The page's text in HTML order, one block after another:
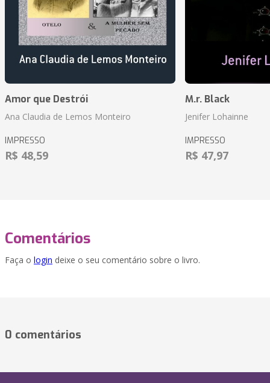
Amor que Destrói
Ana Claudia de Lemos Monteiro
IMPRESSO
R$ 48,59
M.r. Black
Jenifer Lohainne
IMPRESSO
R$ 47,97
Comentários
Faça o login deixe o seu comentário sobre o livro.
0 comentários